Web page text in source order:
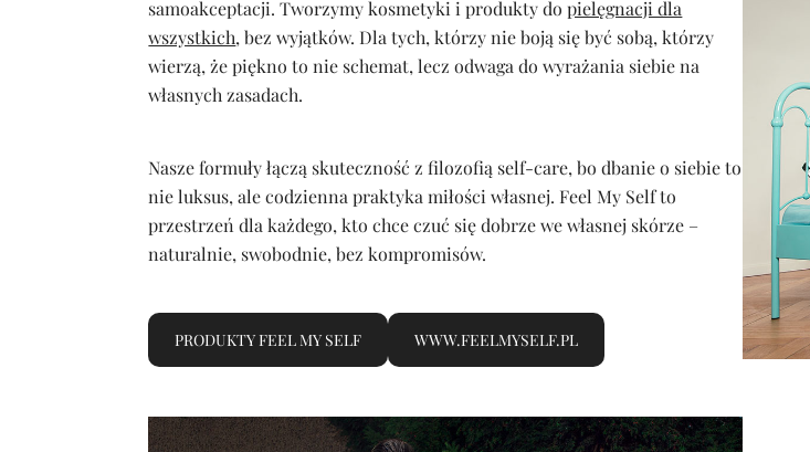
samoakceptacji. Tworzymy kosmetyki i produkty dopielęgnacji dla
wszystkich, bez wyjątków. Dla tych, którzy nie boją się być sobą, którzy
wierzą, że piękno to nie schemat, lecz odwaga do wyrażania siebie na
własnych zasadach.
Nasze formuły łączą skuteczność z filozofią self-care, bo dbanie o siebie to
nie luksus, ale codzienna praktyka miłości własnej. Feel My Self to
przestrzeń dla każdego, kto chce czuć się dobrze we własnej skórze –
naturalnie, swobodnie, bez kompromisów.
PRODUKTY FEEL MY SELF WWW.FEELMYSELF.PL